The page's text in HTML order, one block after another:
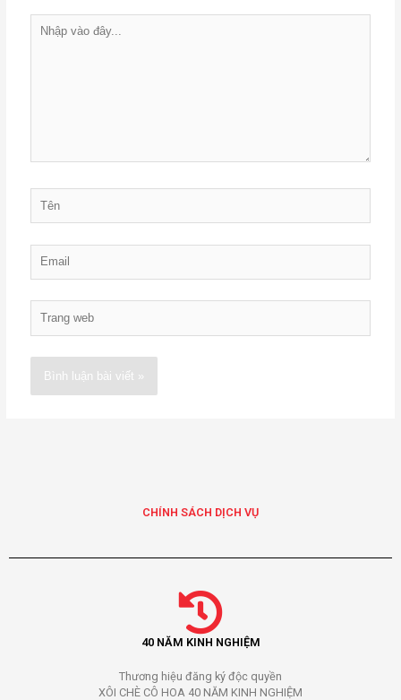
vào
web
CHÍNH SÁCH DỊCH VỤ
40 NĂM KINH NGHIỆM
Thương hiệu đăng ký độc quyền
XÔI CHÈ CÔ HOA 40 NĂM KINH NGHIỆM